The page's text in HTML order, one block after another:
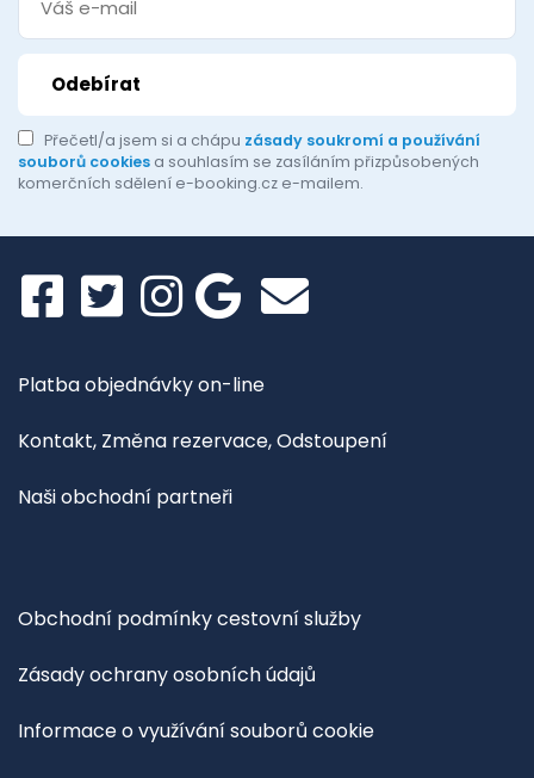
Přečetl/a jsem si a chápu zásady soukromí a používání
souborů cookies a souhlasím se zasíláním přizpůsobených
komerčních sdělení e-booking.cz e-mailem.
Platba objednávky on-line
Kontakt, Změna rezervace, Odstoupení
Naši obchodní partneři
Obchodní podmínky cestovní služby
Zásady ochrany osobních údajů
Informace o využívání souborů cookie